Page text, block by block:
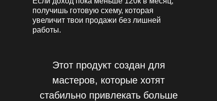
получишь готовую схему, которая
увеличит твои продажи без лишней
работы.
Этот продукт создан для
мастеров, которые хотят
стабильно привлекать больше